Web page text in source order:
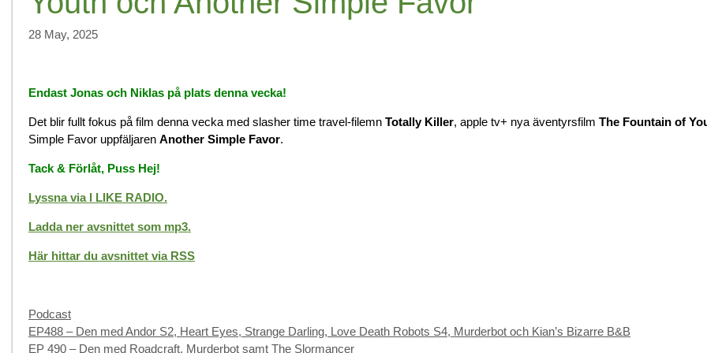
28 May, 2025
Endast Jonas och Niklas på plats denna vecka!
Det blir fullt fokus på film denna vecka med slasher time travel-filemn Totally Killer, apple tv+ nya äventyrsfilm The Fountain of
Simple Favor uppfäljaren Another Simple Favor.
Tack & Förlåt, Puss Hej!
Lyssna via I LIKE RADIO.
Ladda ner avsnittet som mp3.
Här hittar du avsnittet via RSS
Categories
Podcast
EP488 – Den med Andor S2, Heart Eyes, Strange Darling, Love Death Robots S4, Murderbot och Kian’s Bizarre B&B
EP 490 – Den med Roadcraft, Murderbot samt The Slormancer